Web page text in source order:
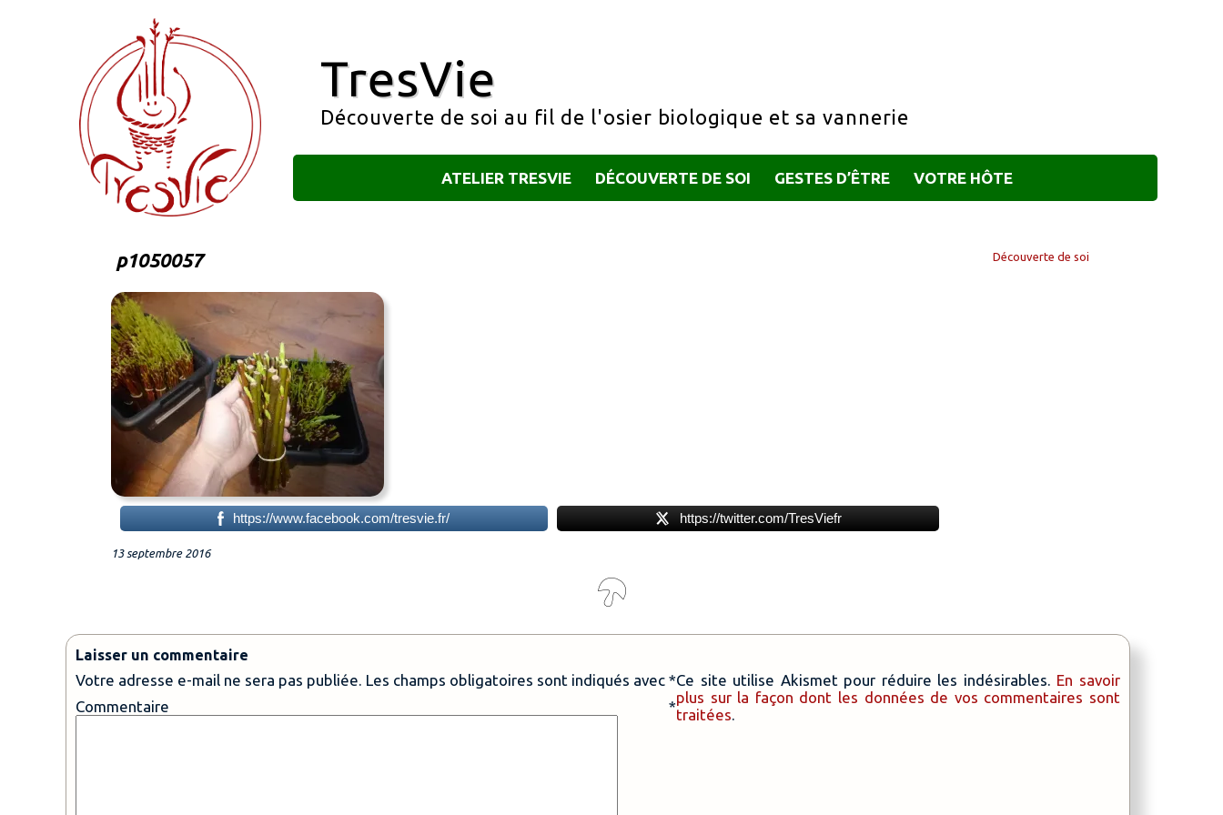
TresVie
Découverte de soi au fil de l'osier biologique et sa vannerie
ATELIER TRESVIE DÉCOUVERTE DE SOI GESTES D’ÊTRE VOTRE HÔTE
Découverte de soi
p1050057
https://www.facebook.com/tresvie.fr/ https://twitter.com/TresViefr
13 septembre 2016
Laisser un commentaire
Votre adresse e-mail ne sera pas publiée. Les champs obligatoires sont indiqués avec *
Commentaire *
Ce site utilise Akismet pour réduire les indésirables. En savoir
plus sur la façon dont les données de vos commentaires sont
traitées.